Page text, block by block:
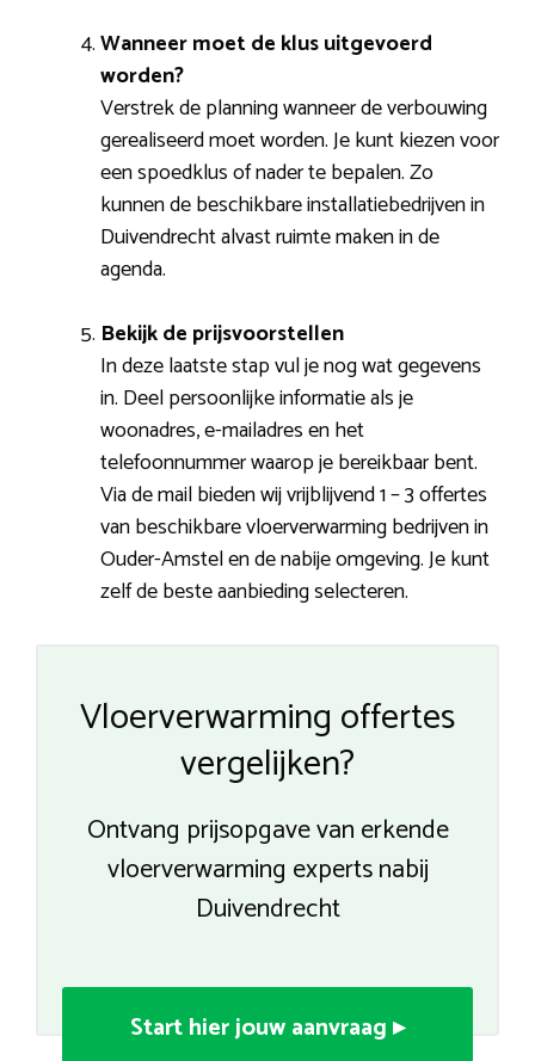
Wanneer moet de klus uitgevoerd
worden?
Verstrek de planning wanneer de verbouwing
gerealiseerd moet worden. Je kunt kiezen voor
een spoedklus of nader te bepalen. Zo
kunnen de beschikbare installatiebedrijven in
Duivendrecht alvast ruimte maken in de
agenda.
Bekijk de prijsvoorstellen
In deze laatste stap vul je nog wat gegevens
in. Deel persoonlijke informatie als je
woonadres, e-mailadres en het
telefoonnummer waarop je bereikbaar bent.
Via de mail bieden wij vrijblijvend 1 – 3 offertes
van beschikbare vloerverwarming bedrijven in
Ouder-Amstel en de nabije omgeving. Je kunt
zelf de beste aanbieding selecteren.
Vloerverwarming offertes
vergelijken?
Ontvang prijsopgave van erkende
vloerverwarming experts nabij
Duivendrecht
Start hier jouw aanvraag ▸